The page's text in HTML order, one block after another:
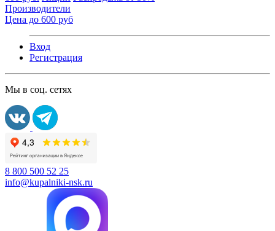
Производители
Цена до 600 руб
Вход
Регистрация
Мы в соц. сетях
8 800 500 52 25
info@kupalniki-nsk.ru